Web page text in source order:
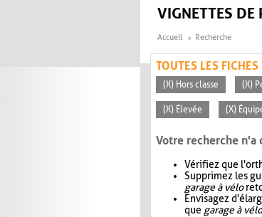
VIGNETTES DE
Accueil Recherche
TOUTES LES
(X) Hors classe (X)
(X) Élevée (X)
Votre recherche n'a
Vérifiez que
Supprimez les
garage à vélo
Envisagez
que garage à vélo